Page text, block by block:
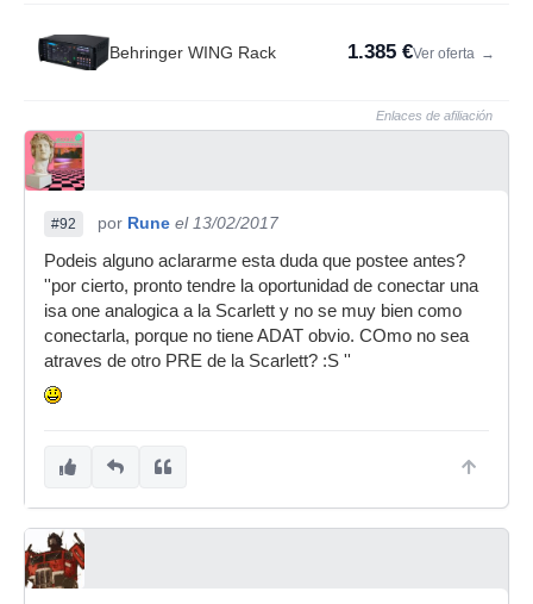
Behringer WING Rack 1.385 €Ver oferta →
Enlaces de afiliación
#92 por Rune el 13/02/2017
Podeis alguno aclararme esta duda que postee antes?
''por cierto, pronto tendre la oportunidad de conectar una
isa one analogica a la Scarlett y no se muy bien como
conectarla, porque no tiene ADAT obvio. COmo no sea
atraves de otro PRE de la Scarlett? :S ''